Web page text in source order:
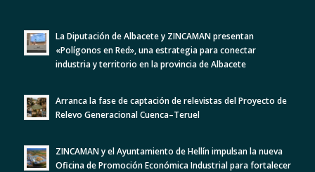
La Diputación de Albacete y ZINCAMAN presentan
«Polígonos en Red», una estrategia para conectar
industria y territorio en la provincia de Albacete
Arranca la fase de captación de relevistas del Proyecto de
Relevo Generacional Cuenca–Teruel
ZINCAMAN y el Ayuntamiento de Hellín impulsan la nueva
Oficina de Promoción Económica Industrial para fortalecer